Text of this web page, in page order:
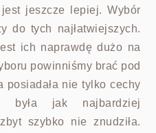
jeszcze lepiej. Wybór
do tych najłatwiejszych.
ich naprawdę dużo na
powinniśmy brać pod
posiadała nie tylko cechy
była jak najbardziej
szybko nie znudziła.